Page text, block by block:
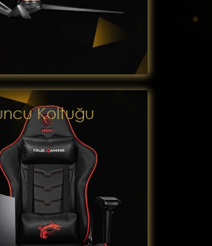
Koltuğu